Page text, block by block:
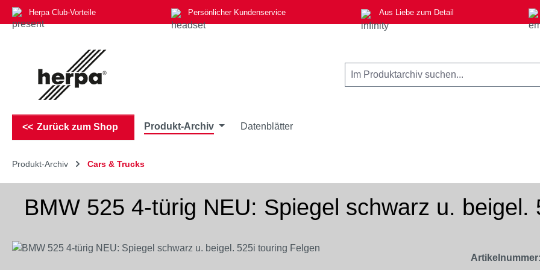
Hauptinhalt springen
Zur Suche springen
Zur Hauptnavigation springen
Herpa Club-Vorteile Persönlicher Kundenservice Aus Liebe zum Detail
Zurück zum Shop Produkt-Archiv Datenblätter
Produkt-Archiv Cars & Trucks
BMW 525 4-türig NEU: Spiegel schwarz u. beigel.
Bildergalerie überspringen